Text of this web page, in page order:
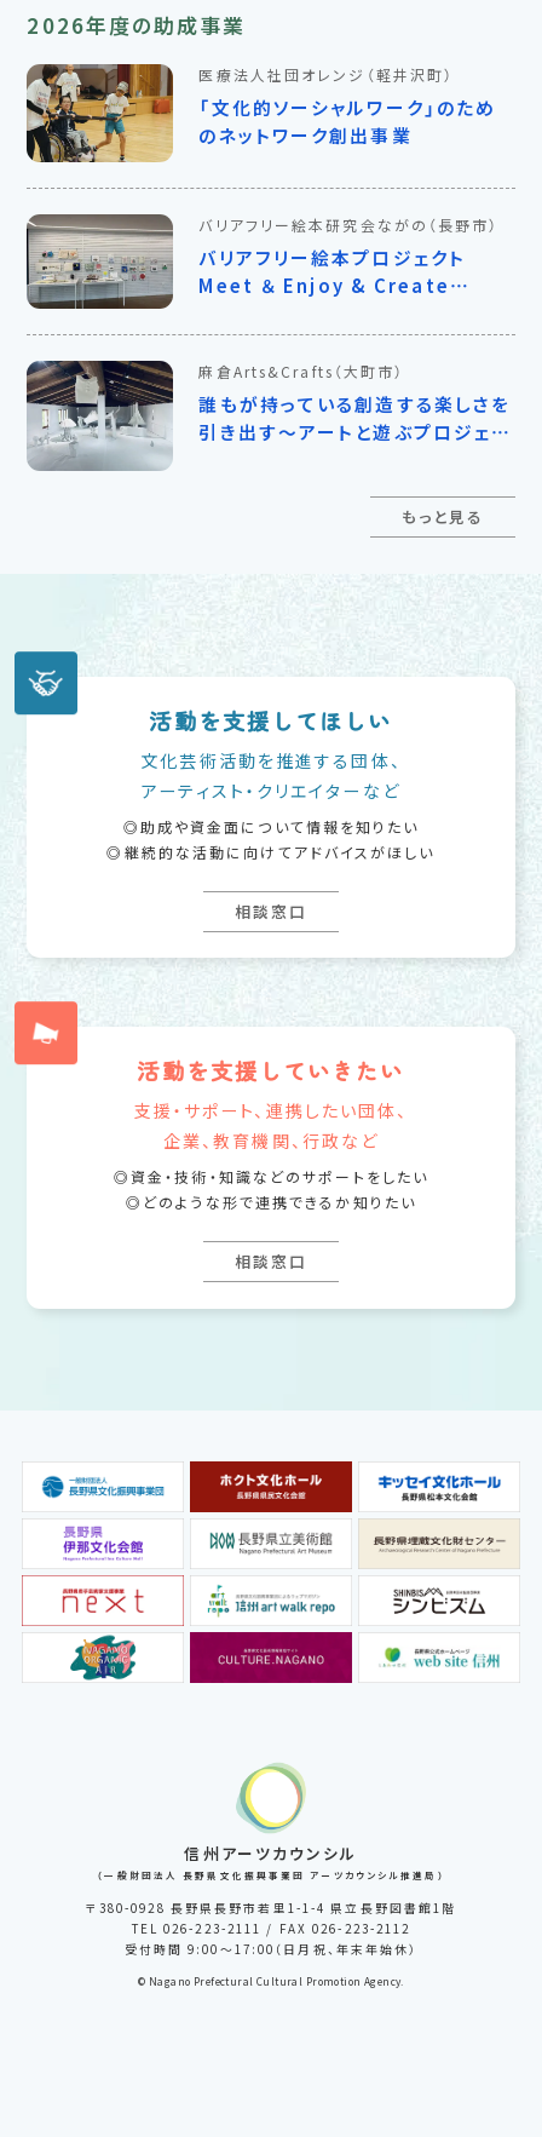
2026年度の助成事業
医療法人社団オレンジ （軽井沢町）
「文化的ソーシャルワーク」のため
のネットワーク創出事業
バリアフリー絵本研究会ながの （長野市）
バリアフリー絵本プロジェクト
Meet ＆ Enjoy & Create
麻倉Arts&Crafts （大町市）
誰もが持っている創造する楽しさを
引き出す〜アートと遊ぶプロジェク
もっと見る
活動を支援してほしい
文化芸術活動を推進する団体、
アーティスト・クリエイターなど
助成や資金面について情報を知りたい
継続的な活動に向けてアドバイスがほしい
相談窓口
活動を支援していきたい
支援・サポート、連携したい団体、
企業、教育機関、行政など
資金・技術・知識などのサポートをしたい
どのような形で連携できるか知りたい
相談窓口
信州アーツカウンシル
（一般財団法人 長野県文化振興事業団 アーツカウンシル推進局）
〒380-0928 長野県長野市若里1-1-4 県立長野図書館1階
TEL 026-223-2111 / FAX 026-223-2112
受付時間 9:00～17:00（日月祝、年末年始休）
© Nagano Prefectural Cultural Promotion Agency.